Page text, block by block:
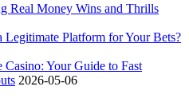
Real Money Wins and Thrills
Platform for Your Bets?
Your Guide to Fast
2026-05-06